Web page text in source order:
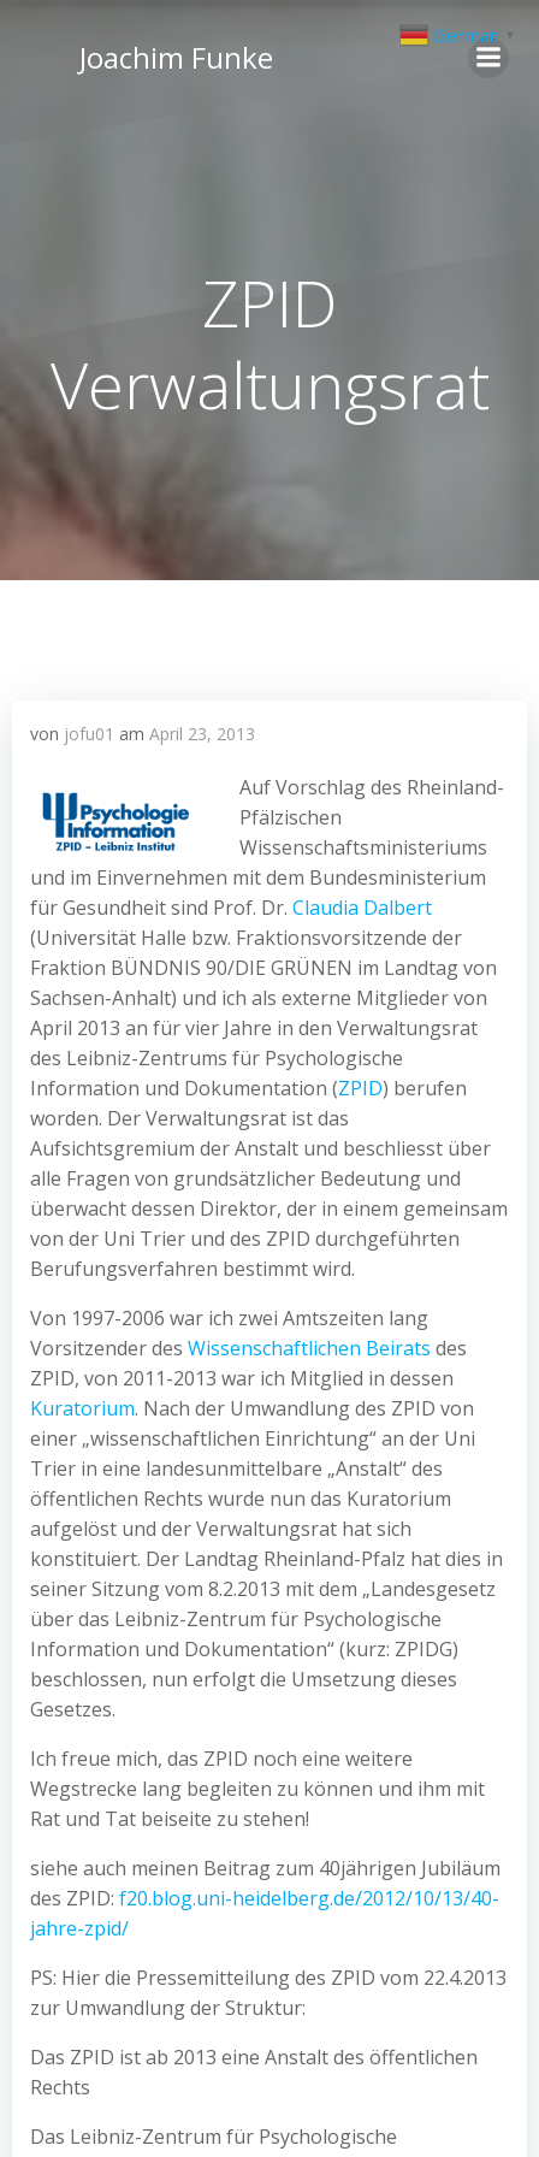
springen
Joachim Funke
ZPID
Verwaltungsrat
von jofu01 am April 23, 2013
Auf Vorschlag des Rheinland-
Pfälzischen
Wissenschaftsministeriums
und im Einvernehmen mit dem Bundesministerium
für Gesundheit sind Prof. Dr. Claudia Dalbert
(Universität Halle bzw. Fraktionsvorsitzende der
Fraktion BÜNDNIS 90/DIE GRÜNEN im Landtagvon
Sachsen-Anhalt) und ich als externe Mitglieder von
April 2013 an für vier Jahre in den Verwaltungsrat
des Leibniz-Zentrums für Psychologische
Information und Dokumentation (ZPID) berufen
worden. Der Verwaltungsrat ist das
Aufsichtsgremium der Anstalt und beschliesst über
alle Fragen von grundsätzlicher Bedeutung und
überwacht dessen Direktor, der in einem gemeinsam
von der Uni Trier und des ZPID durchgeführten
Berufungsverfahren bestimmt wird.
Von 1997-2006 war ich zwei Amtszeiten lang
Vorsitzender des Wissenschaftlichen Beirats des
ZPID, von 2011-2013 war ich Mitglied in dessen
Kuratorium. Nach der Umwandlung des ZPID von
einer „wissenschaftlichen Einrichtung“ an der Uni
Trier in eine landesunmittelbare „Anstalt“ des
öffentlichen Rechts wurde nun das Kuratorium
aufgelöst und der Verwaltungsrat hat sich
konstituiert. Der Landtag Rheinland-Pfalz hat dies in
seiner Sitzung vom 8.2.2013 mit dem „Landesgesetz
über das Leibniz-Zentrum für Psychologische
Information und Dokumentation“ (kurz: ZPIDG)
beschlossen, nun erfolgt die Umsetzung dieses
Gesetzes.
Ich freue mich, das ZPID noch eine weitere
Wegstrecke lang begleiten zu können und ihm mit
Rat und Tat beiseite zu stehen!
siehe auch meinen Beitrag zum 40jährigen Jubiläum
des ZPID: f20.blog.uni-heidelberg.de/2012/10/13/40-
jahre-zpid/
PS: Hier die Pressemitteilung des ZPID vom 22.4.2013
zur Umwandlung der Struktur:
Das ZPID ist ab 2013 eine Anstalt des öffentlichen
Rechts
Das Leibniz-Zentrum für Psychologische
German ▼